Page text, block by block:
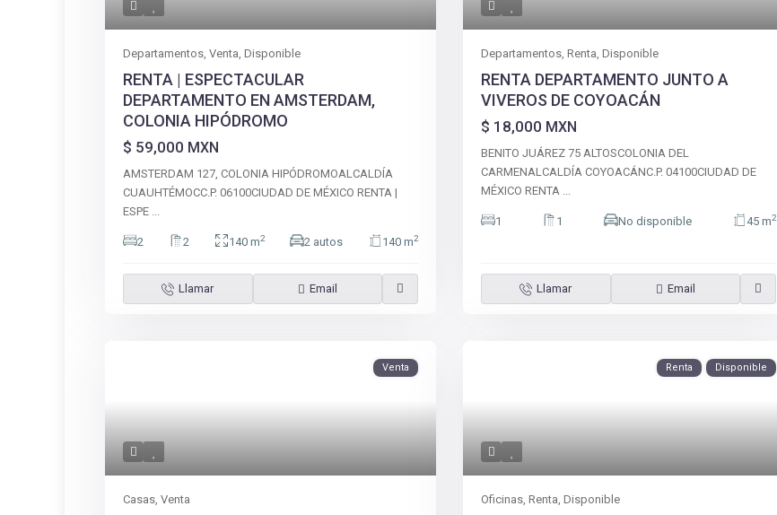
Departamentos, Venta, Disponible
RENTA | ESPECTACULAR
DEPARTAMENTO EN AMSTERDAM,
COLONIA HIPÓDROMO
$ 59,000 MXN
AMSTERDAM 127, COLONIA HIPÓDROMOALCALDÍA
CUAUHTÉMOCC.P. 06100CIUDAD DE MÉXICO RENTA |
ESPE ...
2 2 140 m2 2 autos 140 m2
Llamar Email
Departamentos, Renta, Disponible
RENTA DEPARTAMENTO JUNTO A
VIVEROS DE COYOACÁN
$ 18,000 MXN
BENITO JUÁREZ 75 ALTOSCOLONIA DEL
CARMENALCALDÍA COYOACÁNC.P. 04100CIUDAD DE
MÉXICO RENTA ...
1 1 No disponible 45 m2
Llamar Email
Venta
Casas, Venta
Renta Disponible
Oficinas, Renta, Disponible